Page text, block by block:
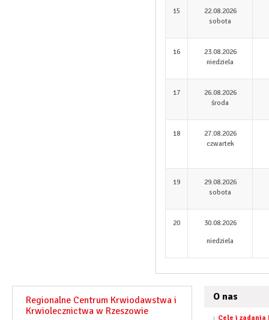
15
22.08.2026
sobota
16
23.08.2026
niedziela
17
26.08.2026
środa
18
27.08.2026
czwartek
19
29.08.2026
sobota
20
30.08.2026
niedziela
Regionalne Centrum Krwiodawstwa i
Krwiolecznictwa w Rzeszowie
O nas
Cele i zadania